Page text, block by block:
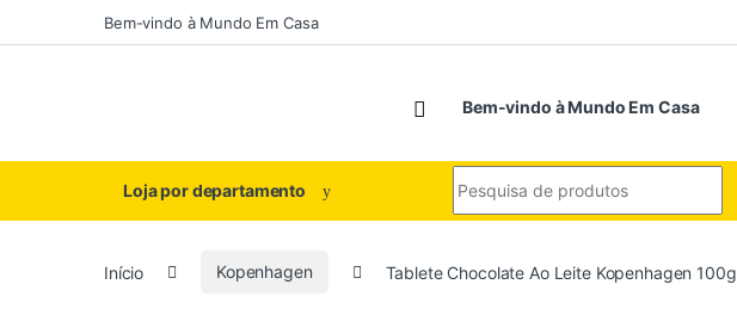
Saltar para navegação
Pular para o conteúdoBem-vindo à Mundo Em Casa
Bem-vindo à Mundo Em Casa
Loja por departamento
Início Kopenhagen Tablete Chocolate Ao Leite Kopenhagen 100g